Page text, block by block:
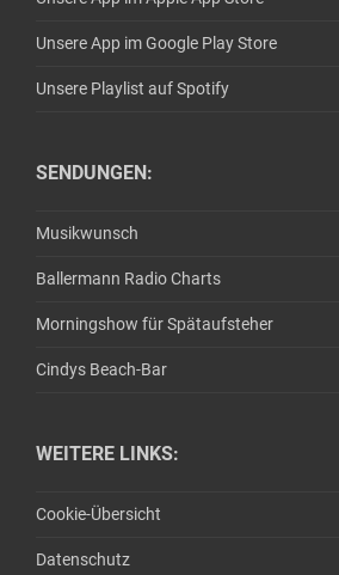
Unsere App im Google Play Store
Unsere Playlist auf Spotify
SENDUNGEN:
Musikwunsch
Ballermann Radio Charts
Morningshow für Spätaufsteher
Cindys Beach-Bar
WEITERE LINKS:
Cookie-Übersicht
Datenschutz